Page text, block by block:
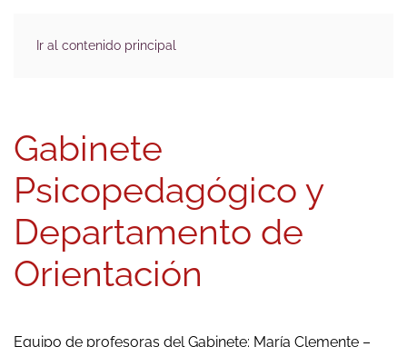
Ir al contenido principal
Gabinete
Psicopedagógico y
Departamento de
Orientación
Equipo de profesoras del Gabinete: María Clemente –